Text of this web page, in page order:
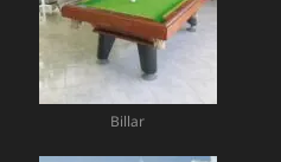
Billar